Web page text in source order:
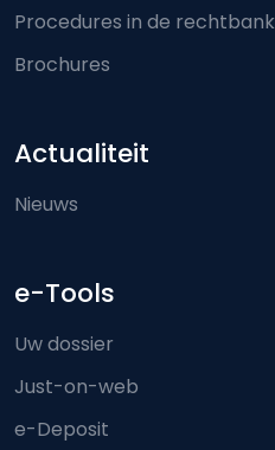
Procedures in de rechtbank
Brochures
Actualiteit
Nieuws
e-Tools
Uw dossier
Just-on-web
e-Deposit